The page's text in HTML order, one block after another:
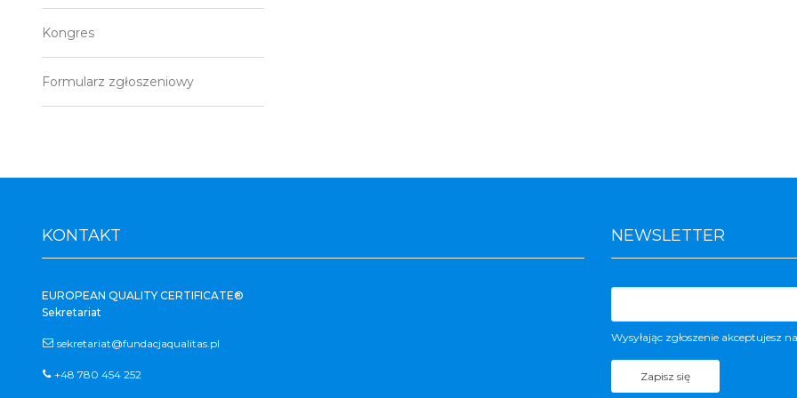
Kongres
Formularz zgłoszeniowy
KONTAKT
EUROPEAN QUALITY CERTIFICATE®
Sekretariat
sekretariat@fundacjaqualitas.pl
+48 780 454 252
NEWSLETTER
Wysyłając zgłoszenie akceptujesz